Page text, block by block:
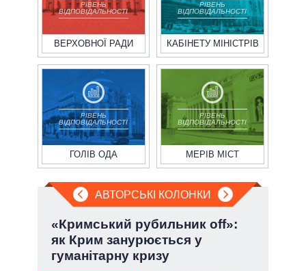
РІВЕНЬ
ВІДПОВІДАЛЬНОСТІ
ВЕРХОВНОЇ РАДИ
РІВЕНЬ
ВІДПОВІДАЛЬНОСТІ
КАБІНЕТУ МІНІСТРІВ
РІВЕНЬ
ВІДПОВІДАЛЬНОСТІ
ГОЛІВ ОДА
РІВЕНЬ
ВІДПОВІДАЛЬНОСТІ
МЕРІВ МІСТ
АВТОРСЬКІ КОЛОНКИ
«Кримський рубильник off»:
як Крим занурюється у
гуманітарну кризу